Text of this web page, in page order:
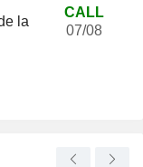
la
CALL
07/08